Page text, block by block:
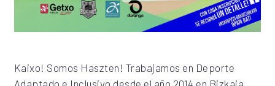
Kaixo! Somos Haszten! Trabajamos en Deporte
Adaptado e Inclusivo desde el año 2014 en Bizkaia.